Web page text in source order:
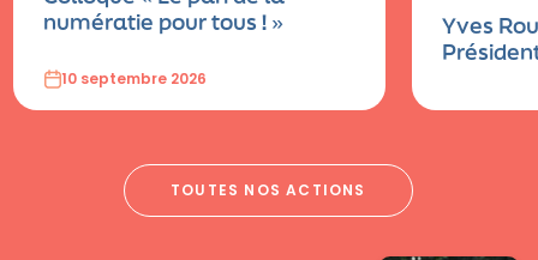
numératie pour tous ! »
10 septembre 2026
Yves
TOUTES NOS ACTIONS